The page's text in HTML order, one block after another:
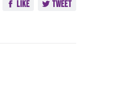
Like Tweet